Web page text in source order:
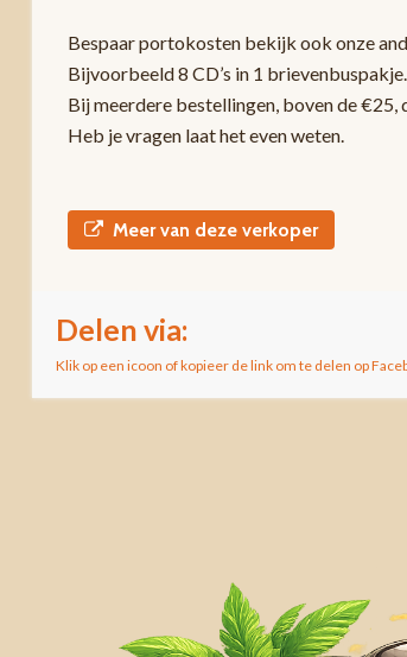
Bespaar portokosten bekijk ook onze
Bijvoorbeeld 8 CD’s in 1 brievenbuspakje.
Bij meerdere bestellingen, boven de
Heb je vragen laat het even weten.
Meer van deze verkoper
Delen via:
Klik op een icoon of kopieer de link om te delen op